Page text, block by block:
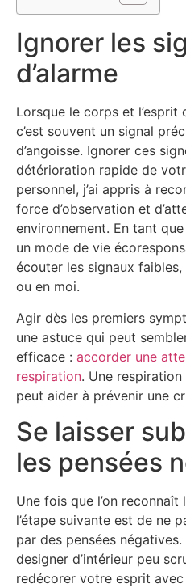
Ignorer les
d’alarme
Lorsque le corps et l’esprit
c’est souvent un signal
d’angoisse. Ignorer ces
détérioration rapide de
personnel, j’ai appris à
force d’observation et
environnement. En tant
un mode de vie
écouter les signaux
ou en moi.
Agir dès les premiers
une astuce qui peut
efficace : accorder une
respiration. Une
peut aider à prévenir une
Se laisser
les pensées
Une fois que l’on reconnaît
l’étape suivante est de ne
par des pensées
designer d’intérieur peu
redécorer votre esprit